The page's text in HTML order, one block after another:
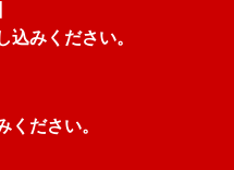
込みください。
ください。